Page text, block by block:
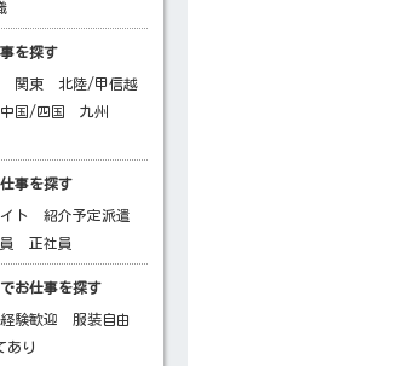
を探す
関東
北陸/甲信越
中国/四国
九州
事を探す
ト
紹介予定派遣
正社員
お仕事を探す
験歓迎
服装自由
あり